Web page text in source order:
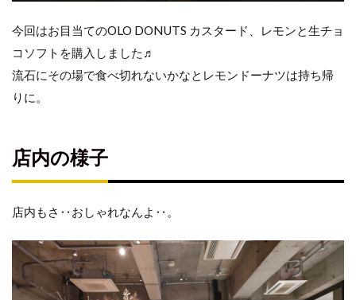
今回はお目当てのOLO DONUTS カスタード、レモンと生チョ
コソフトを購入しました♬
流石にその場で食べ切れないかなとレモンドーナツは持ち帰
りに。
店内の様子
店内もさ‥おしゃれなんよ‥。